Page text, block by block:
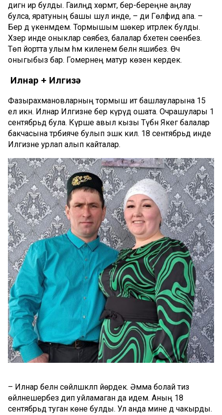
дигән ир булды. Гаиләңдә хөрмәт, бер-береңне аңлау
булса, яратуның башы шул инде, – ди Гөлфидә апа. –
Бер дә үкенмәдем. Тормышым шөкер итәрлек булды.
Хәзер инде оныклар сөябез, балалар бәхетенә сөенәбез.
Төп йортта улым һәм киленем белән яшибез. Өч
оныгыбыз бар. Гомернең матур көзенә кердек.
Илнар + Илгизә
Фазырахмановларның тормыш итә башлауларына 15
ел икән. Илнар Илгизәне бер күрүдә ошата. Очрашулары 1
сентябрьдә була. Күрше авыл кызы Түбән Якегә балалар
бакчасына тәрбияче булып эшкә килә. 18 сентябрьдә инде
Илгизәне урлап алып кайталар.
– Илнар белән сөйләшкәләп йөрдек. Әмма болай тиз
өйләнешербез дип уйламаган да идем. Аның 18
сентябрьдә туган көне булды. Ул анда мине дә чакырды.